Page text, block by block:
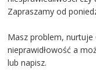
Zapraszamy od
Masz problem, nurtuje
nieprawidłowość a
lub napisz.